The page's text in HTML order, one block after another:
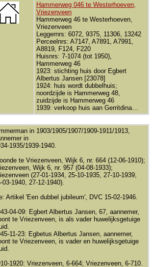
Hammerweg 046 te Westerhoeven,
Vriezenveen
Hammerweg 46 te Westerhoeven,
Vriezenveen
Leggernrs: 6072, 9375, 11306, 13242
Perceelnrs: A7147, A7891, A7991,
A8819, F124, F220
Huisnrs: 7-1074 (tot 1950),
Hammerweg 46
1923: stichting huis door Egbert
Albertus Jansen [23078]
1924: huis wordt dubbelhuis;
noordzijde is Hammerweg 48,
zuidzijde is Hammerweg 46
1939: verkoop huis aan Gerritdina…
in 1903/1905/1907/1909-1911/1913,
in
1935/1939-1940.
te Vriezenveen, Wijk 6, nr. 664 (12-06-1910);
Wijk 6, nr. 957 (04-08-1933);
(27-01-1934, 25-10-1935, 27-10-1939,
03-1940, 27-12-1940).
Artikel 'Een dubbel jubileum', DVC 15-02-1946.
04-09: Egbert Albertus Jansen, 67, aannemer,
te Vriezenveen, is als vader huwelijksgetuige
11-23: Egbetus Albertus Jansen, aannemer,
te Vriezenveen, is vader en huwelijksgetuige
1920: Vriezenveen, 6-664; Vriezenveen, 6-710.